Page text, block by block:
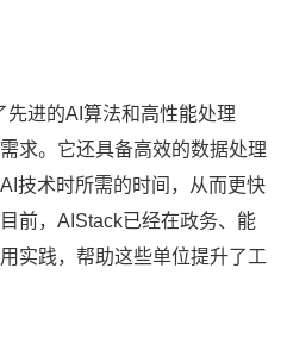
进的AI算法和高性能处理
求。它还具备高效的数据处理
技术时所需的时间，从而更快
前，AIStack已经在政务、能
实践，帮助这些单位提升了工